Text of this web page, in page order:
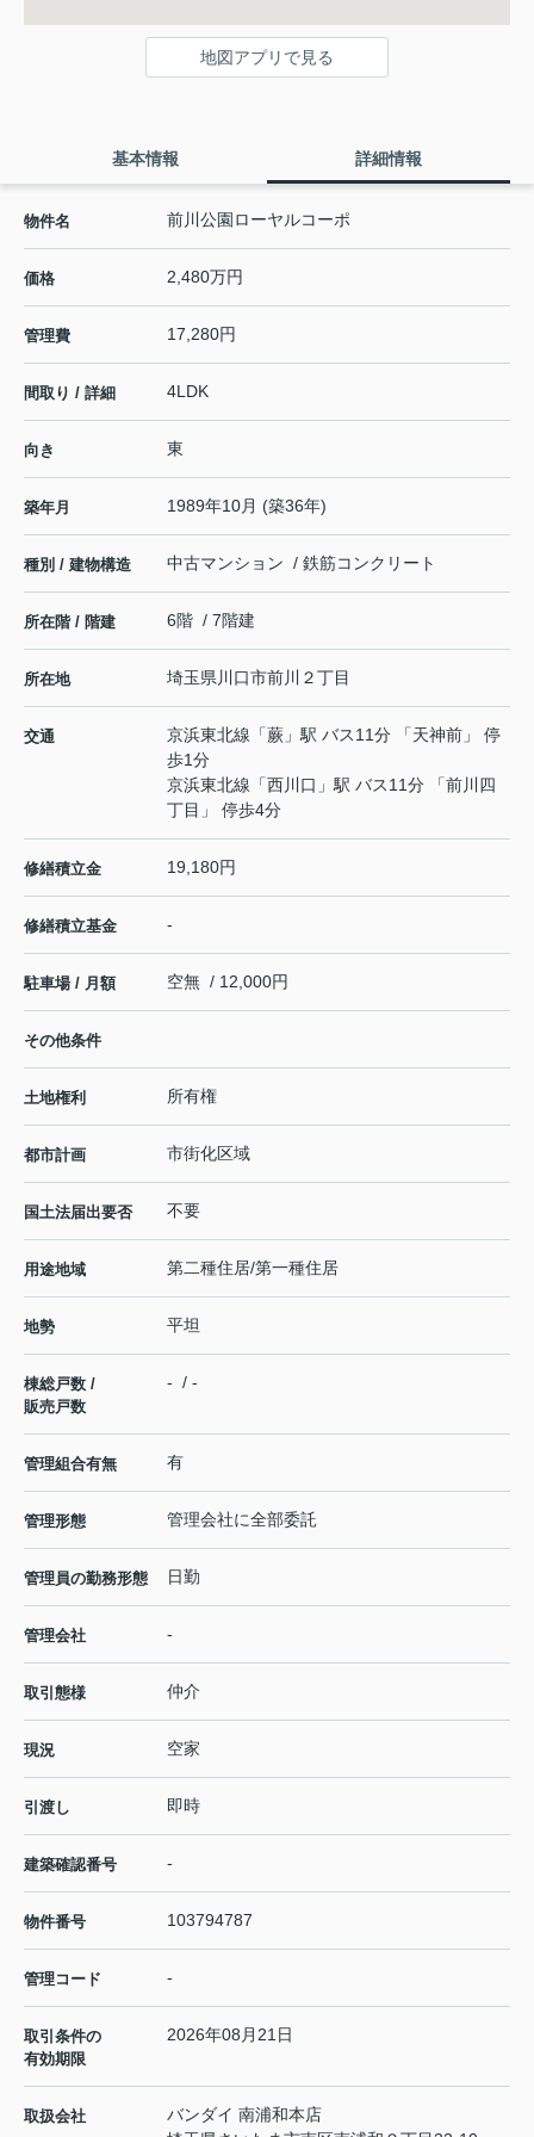
地図アプリで見る
基本情報 詳細情報
物件名 前川公園ローヤルコーポ
価格 2,480万円
管理費 17,280円
間取り / 詳細 4LDK
向き 東
築年月 1989年10月 (築36年)
種別 / 建物構造 中古マンション / 鉄筋コンクリート
所在階 / 階建 6階 / 7階建
所在地 埼玉県 川口市前川 ２丁目
交通 京浜東北線 「蕨 」駅 バス11分 「天神前」 停
歩1分
京浜東北線 「西川口 」駅 バス11分 「前川四
丁目」 停歩4分
修繕積立金 19,180円
修繕積立基金 -
駐車場 / 月額 空無 / 12,000円
その他条件
土地権利 所有権
都市計画 市街化区域
国土法届出要否 不要
用途地域 第二種住居/第一種住居
地勢 平坦
棟総戸数 /
販売戸数
- / -
管理組合有無 有
管理形態 管理会社に全部委託
管理員の勤務形態 日勤
管理会社 -
取引態様 仲介
現況 空家
引渡し 即時
建築確認番号 -
物件番号 103794787
管理コード -
取引条件の
有効期限
2026年08月21日
取扱会社
バンダイ 南浦和本店